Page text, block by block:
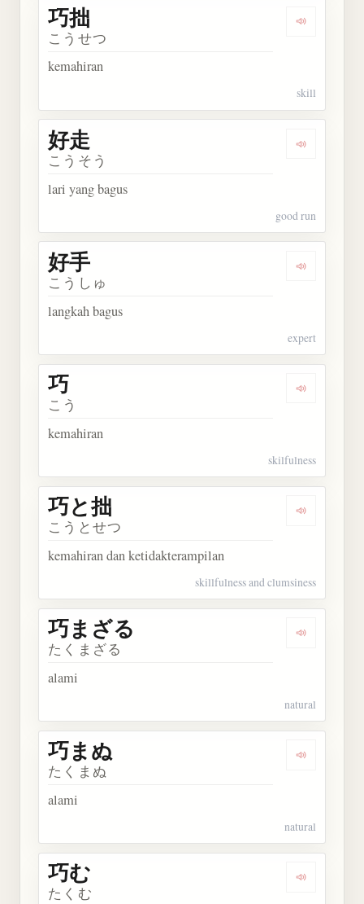
Dengarkan
巧拙
こうせつ
kemahiran
skill
Dengarkan
好走
こうそう
lari yang bagus
good run
Dengarkan
好手
こうしゅ
langkah bagus
expert
Dengarkan
巧
こう
kemahiran
skilfulness
Dengarkan
巧と拙
こうとせつ
kemahiran dan ketidakterampilan
skillfulness and clumsiness
Dengarkan
巧まざる
たくまざる
alami
natural
Dengarkan
巧まぬ
たくまぬ
alami
natural
Dengarkan
巧む
たくむ